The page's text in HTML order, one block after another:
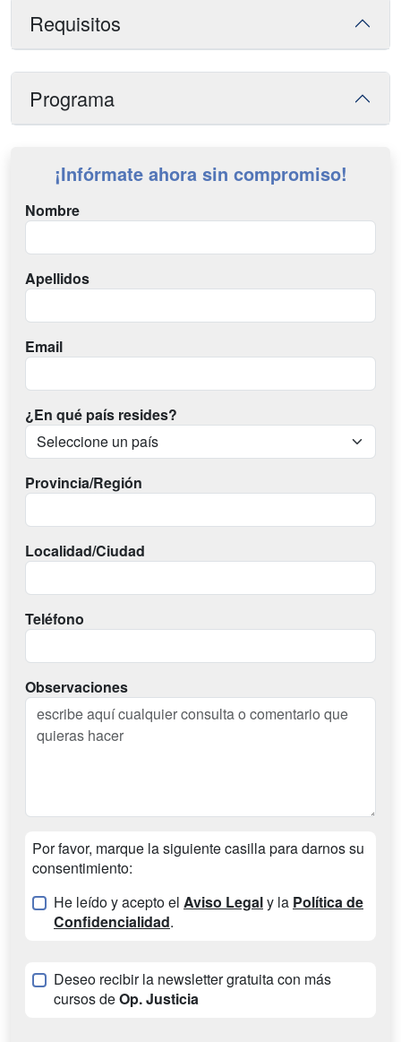
Requisitos
Programa
¡Infórmate ahora sin compromiso!
Nombre
Apellidos
Email
¿En qué país resides?
Provincia/Región
Localidad/Ciudad
Teléfono
Observaciones
Por favor, marque la siguiente casilla para darnos su
consentimiento:
He leído y acepto el Aviso Legaly la Política de
Confidencialidad.
Deseo recibir la newsletter gratuita con más
cursos deOp. Justicia